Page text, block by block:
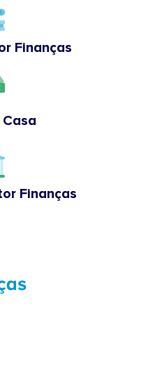
Finanças
Finanças